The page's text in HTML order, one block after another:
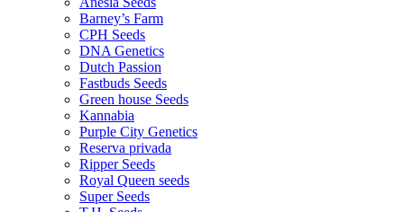
Barney’s Farm
CPH Seeds
DNA Genetics
Dutch Passion
Fastbuds Seeds
Green house Seeds
Kannabia
Purple City Genetics
Reserva privada
Ripper Seeds
Royal Queen seeds
Super Seeds